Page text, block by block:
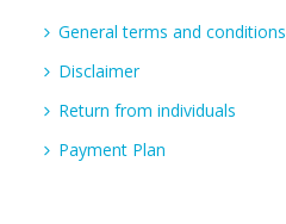
General terms and conditions
Disclaimer
Return from individuals
Payment Plan